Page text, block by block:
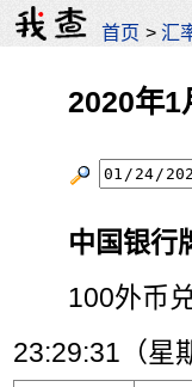
首页 >汇
2020年1
中国银行
100外币兑
23:29:31（星